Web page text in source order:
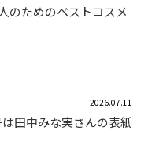
のためのベストコスメ
2026.07.11
は田中みな実さんの表紙